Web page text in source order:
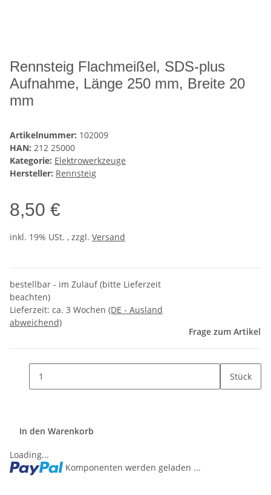
Rennsteig Flachmeißel, SDS-plus
Aufnahme, Länge 250 mm, Breite 20
mm
Artikelnummer: 102009
HAN: 212 25000
Kategorie: Elektrowerkzeuge
Hersteller: Rennsteig
8,50 €
inkl. 19% USt. , zzgl. Versand
bestellbar - im Zulauf (bitte Lieferzeit
beachten)
Lieferzeit: ca. 3 Wochen (DE - Ausland
abweichend)
Frage zum Artikel
Stück
In den Warenkorb
Loading...
Komponenten werden geladen ...